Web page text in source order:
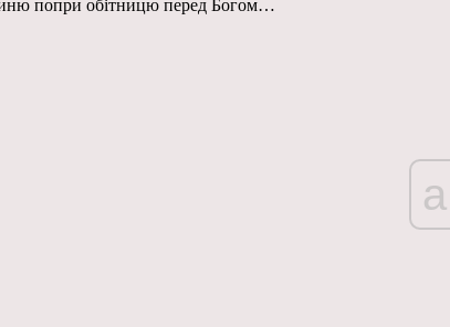
попри обітницю перед Богом…